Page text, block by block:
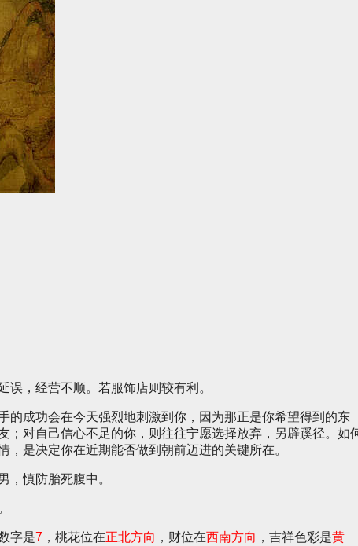
，经营不顺。若服饰店则较有利。
的成功会在今天强烈地刺激到你，因为那正是你希望得到的东
；对自己信心不足的你，则往往宁愿选择放弃，另辟蹊径。如
，是决定你在近期能否做到朝前迈进的关键所在。
，慎防胎死腹中。
字是7 ，桃花位在正北方向 ，财位在西南方向 ，吉祥色彩是黄